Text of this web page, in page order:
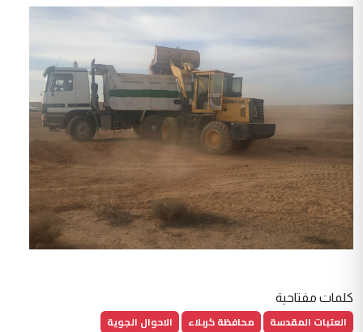
كلمات مفتاحية
العتبات المقدسة محافظة كربلاء
الاحوال الجوية